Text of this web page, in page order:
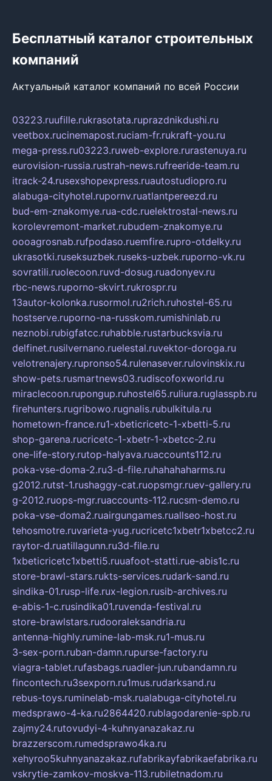
Бесплатный каталог строительных
компаний
Актуальный каталог компаний по всей России
03223.ruufille.rukrasotata.ruprazdnikdushi.ru
veetbox.rucinemapost.ruciam-fr.rukraft-you.ru
mega-press.ru03223.ruweb-explore.rurastenuya.ru
eurovision-russia.rustrah-news.rufreeride-team.ru
itrack-24.rusexshopexpress.ruautostudiopro.ru
alabuga-cityhotel.rupornv.ruatlantpereezd.ru
bud-em-znakomye.rua-cdc.ruelektrostal-news.ru
korolevremont-market.rubudem-znakomye.ru
oooagrosnab.rufpodaso.ruemfire.rupro-otdelky.ru
ukrasotki.ruseksuzbek.ruseks-uzbek.ruporno-vk.ru
sovratili.ruolecoon.ruvd-dosug.ruadonyev.ru
rbc-news.ruporno-skvirt.rukrospr.ru
13autor-kolonka.rusormol.ru2rich.ruhostel-65.ru
hostserve.ruporno-na-russkom.rumishinlab.ru
neznobi.rubigfatcc.ruhabble.rustarbucksvia.ru
delfinet.rusilvernano.ruelestal.ruvektor-doroga.ru
velotrenajery.rupronso54.rulenasever.rulovinskix.ru
show-pets.rusmartnews03.rudiscofoxworld.ru
miraclecoon.rupongup.ruhostel65.ruliura.ruglasspb.ru
firehunters.rugribowo.rugnalis.rubulkitula.ru
hometown-france.ru1-xbeticricetc-1-xbetti-5.ru
shop-garena.rucricetc-1-xbetr-1-xbetcc-2.ru
one-life-story.rutop-halyava.ruaccounts112.ru
poka-vse-doma-2.ru3-d-file.ruhahahaharms.ru
g2012.rutst-1.rushaggy-cat.ruopsmgr.ruev-gallery.ru
g-2012.ruops-mgr.ruaccounts-112.rucsm-demo.ru
poka-vse-doma2.ruairgungames.ruallseo-host.ru
tehosmotre.ruvarieta-yug.rucricetc1xbetr1xbetcc2.ru
raytor-d.ruatillagunn.ru3d-file.ru
1xbeticricetc1xbetti5.ruuafoot-statti.rue-abis1c.ru
store-brawl-stars.rukts-services.rudark-sand.ru
sindika-01.rusp-life.rux-legion.rusib-archives.ru
e-abis-1-c.rusindika01.ruvenda-festival.ru
store-brawlstars.rudooraleksandria.ru
antenna-highly.rumine-lab-msk.ru1-mus.ru
3-sex-porn.ruban-damn.rupurse-factory.ru
viagra-tablet.rufasbags.ruadler-jun.rubandamn.ru
fincontech.ru3sexporn.ru1mus.rudarksand.ru
rebus-toys.ruminelab-msk.rualabuga-cityhotel.ru
medsprawo-4-ka.ru2864420.rublagodarenie-spb.ru
zajmy24.rutovudyi-4-kuhnyanazakaz.ru
brazzerscom.rumedsprawo4ka.ru
xehyroo5kuhnyanazakaz.rufabrikayfabrikaefabrika.ru
vskrytie-zamkov-moskva-113.rubiletnadom.ru